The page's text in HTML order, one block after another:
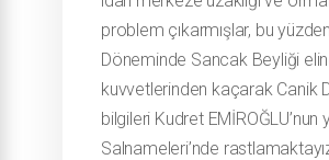
problem çıkarmışlar, bu
Döneminde Sancak Beyliği
kuvvetlerinden kaçarak Canik
bilgileri Kudret
Salnameleri’nde